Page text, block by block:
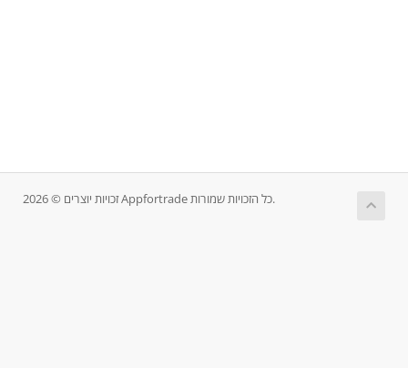
זכויות יוצרים © 2026 Appfortrade כל הזכויות שמורות.